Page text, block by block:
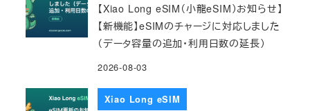
【Xiao Long eSIM（小龍eSIM）お知らせ】
【新機能】eSIMのチャージに対応しました
（データ容量の追加・利用日数の延長）
2026-08-03
Xiao Long eSIM